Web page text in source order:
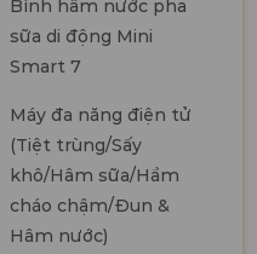
Bình hâm nước pha
sữa di động Mini
Smart 7
Máy đa năng điện tử
(Tiệt trùng/Sấy
khô/Hâm sữa/Hầm
cháo chậm/Đun &
Hâm nước)